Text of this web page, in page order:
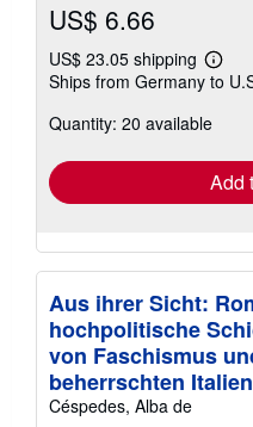
US$ 6.66
US$ 23.05 shipping
Learn
more
Ships from Germany to
Quantity: 20 available
Add
Aus ihrer Sicht:
hochpolitische
von Faschismus
beherrschten Italien
Céspedes, Alba de